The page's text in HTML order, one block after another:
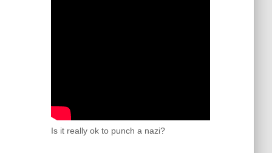
Is it really ok to punch a nazi?